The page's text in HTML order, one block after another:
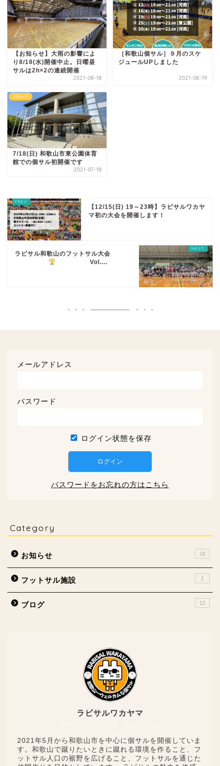
【お知らせ】大雨の影響によ
り8/18(水)開催中止。日曜昼
サルは2h×2の連続開催
2021-08-18
［和歌山個サル］９月のスケ
ジュールUPしました
2021-08-19
お知らせ
7/18(日) 和歌山市東公園体育
館での個サル初開催です
2021-07-18
【12/15(日) 19～23時】ラビサルワカヤ
マ初の大会を開催します！
ラビサル和歌山のフットサル大会
Vol....
メールアドレス
パスワード
ログイン状態を保存
パスワードをお忘れの方はこちら
Category
お知らせ 18
フットサル施設 1
ブログ 12
ラビサルワカヤマ
2021年5月から和歌山市を中心に個サルを開催していま
す。和歌山で蹴りたいときに蹴れる環境を作ること、フ
ットサル人口の裾野を広げること、フットサルを通じた